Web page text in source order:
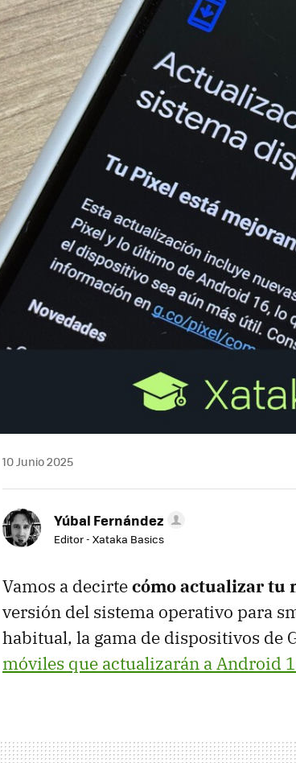
10 Junio 2025
Yúbal Fernández
Editor - Xataka Basics
Vamos a decirtecómo actualizar tu
versión del sistema operativo para
habitual, la gama de dispositivos de
móviles que actualizarán a Android